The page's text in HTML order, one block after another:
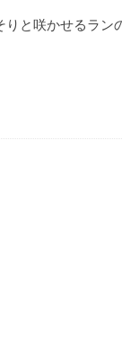
と咲かせるラン